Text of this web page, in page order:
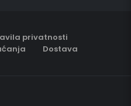
privatnosti
Dostava